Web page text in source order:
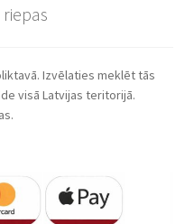
Izvēlaties meklēt tās
visā Latvijas teritorijā.